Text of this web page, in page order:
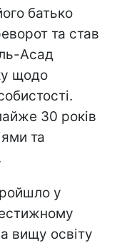
батько
та став
Асад
щодо
30 років
та
у
вищу освіту